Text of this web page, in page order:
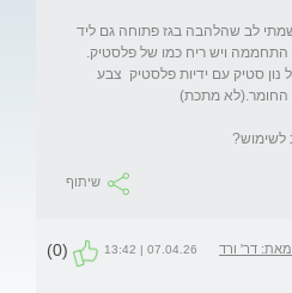
לב שהלהבה בגז פתוחה גם ליד
סטיק עם ידיות פלסטיק  צבע
לשימוש?
שיתוף
דר' ורד
07.04.26 | 13:42
(0)